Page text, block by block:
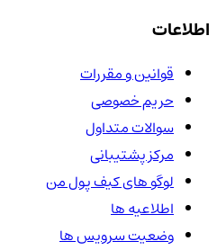
اطلاعات
قوانین و مقررات
حریم خصوصی
سوالات متداول
مرکز پشتیبانی
لوگو های کیف پول من
اطلاعیه ها
وضعیت سرویس ها